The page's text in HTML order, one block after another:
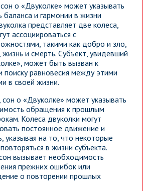
о «Двуколке» может указывать
баланса и гармонии в жизни
представляет две колеса,
ассоциироваться с
такими как добро и зло,
жизнь и смерть. Субъект, увидевший
может быть вызван к
поиску равновесия между этими
в своей жизни.
о «Двуколке» может указывать
обращения к прошлым
Колеса двуколки могут
постоянное движение и
указывая на то, что некоторые
в жизни субъекта.
вызывает необходимость
прежних ошибок или
о повторении прошлых